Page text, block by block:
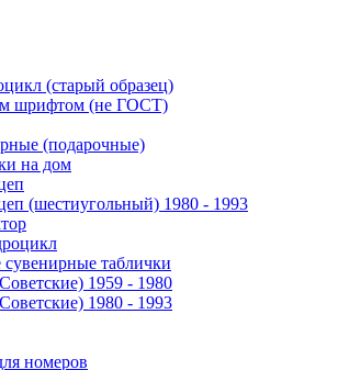
(старый образец)
шрифтом (не ГОСТ)
(подарочные)
на дом
(шестиугольный) 1980 - 1993
таблички
1959 - 1980
1980 - 1993
номеров